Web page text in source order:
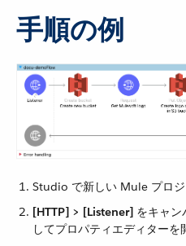
手順の例
Studio で新しい Mule プロジ
[HTTP] > [Listener]
をキャ
してプロパティエディターを